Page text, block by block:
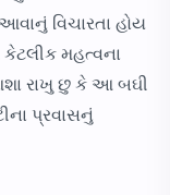
વિચારતા હોય
મહત્વના
રાખુ છુ કે આ બઘી
પ્રવાસનું